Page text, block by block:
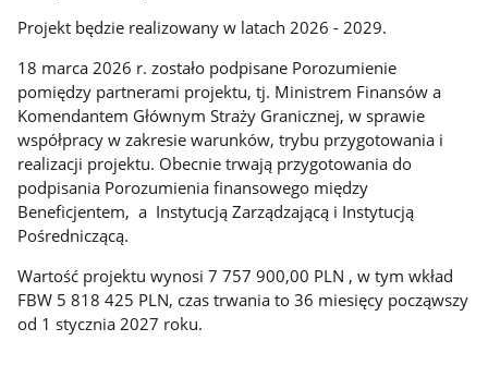
Projekt będzie realizowany w latach 2026 - 2029.
18 marca 2026 r. zostało podpisane Porozumienie
pomiędzy partnerami projektu, tj. Ministrem Finansów a
Komendantem Głównym Straży Granicznej, w sprawie
współpracy w zakresie warunków, trybu przygotowania i
realizacji projektu. Obecnie trwają przygotowania do
podpisania Porozumienia finansowego między
Beneficjentem, a Instytucją Zarządzającą i Instytucją
Pośredniczącą.
Wartość projektu wynosi 7 757 900,00 PLN , w tym wkład
FBW 5 818 425 PLN, czas trwania to 36 miesięcy począwszy
od 1 stycznia 2027 roku.